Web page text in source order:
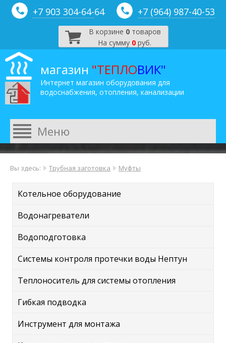
+7 903 304-64-64 +7 (964) 987-40-53
В корзине 0товаров
На сумму 0 руб.
магазин "ТЕПЛОВИК"
Интернет магазин оборудования для
водоснабжения, отопления, канализации
Вы здесь: Трубная заготовка Муфты
Котельное оборудование
Водонагреватели
Водоподготовка
Системы контроля протечки воды Нептун
Теплоноситель для системы отопления
Гибкая подводка
Инструмент для монтажа